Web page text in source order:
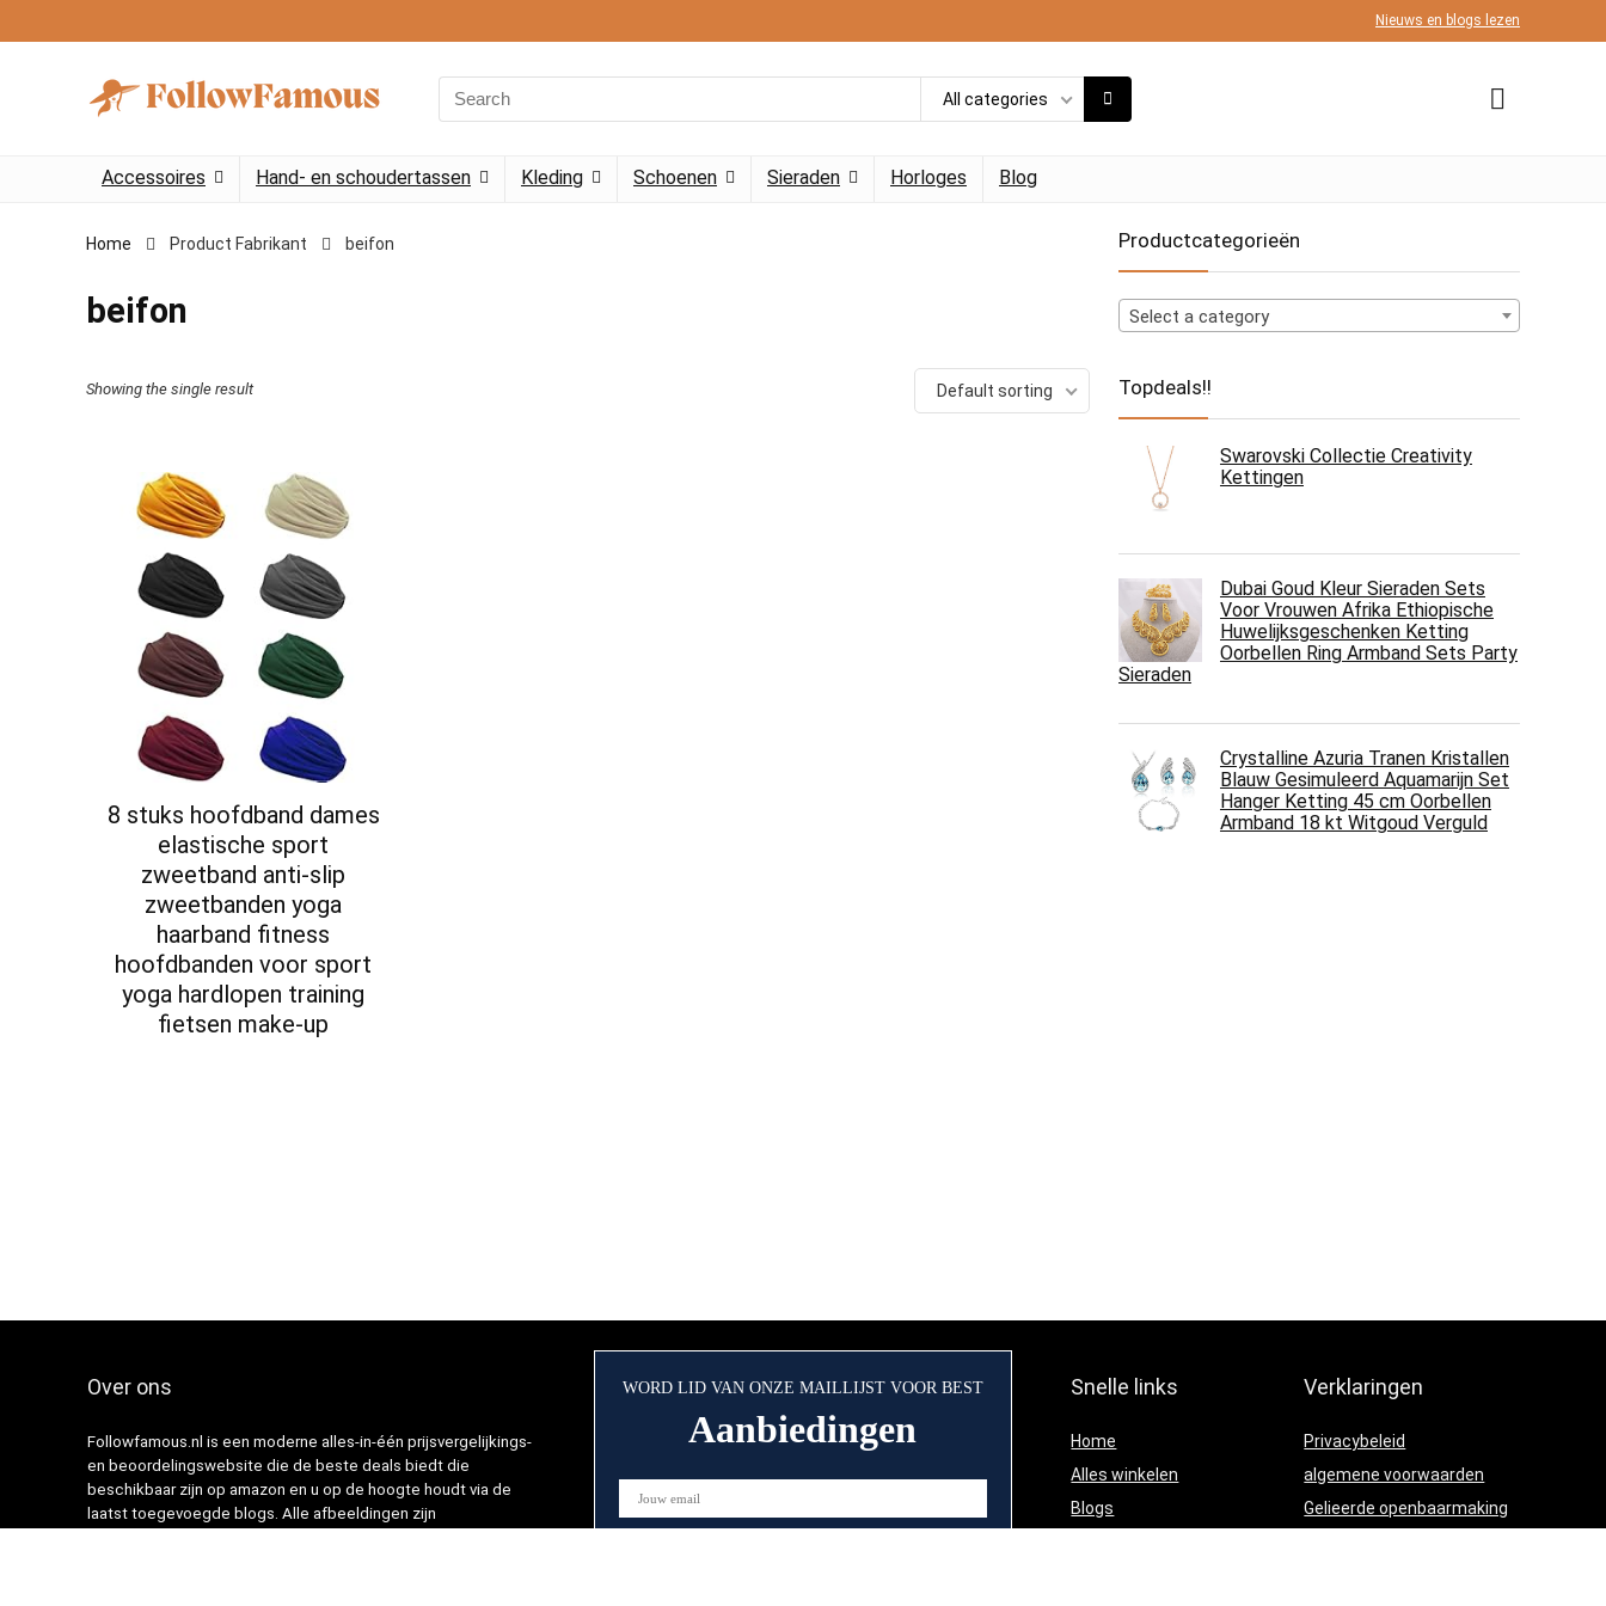
Nieuws en blogs lezen
Search
for:
All categories
Accessoires Hand- en schoudertassen Kleding Schoenen Sieraden Horloges Blog
Home Product Fabrikant ‎beifon
‎beifon
Showing the single result Default sorting
8 stuks hoofdband dames
elastische sport
zweetband anti-slip
zweetbanden yoga
haarband fitness
hoofdbanden voor sport
yoga hardlopen training
fietsen make-up
Productcategorieën
Select a category
Topdeals!!
Swarovski Collectie Creativity
Kettingen
Dubai Goud Kleur Sieraden Sets
Voor Vrouwen Afrika Ethiopische
Huwelijksgeschenken Ketting
Oorbellen Ring Armband Sets Party
Sieraden
Crystalline Azuria Tranen Kristallen
Blauw Gesimuleerd Aquamarijn Set
Hanger Ketting 45 cm Oorbellen
Armband 18 kt Witgoud Verguld
Over ons
Followfamous.nl is een moderne alles-in-één prijsvergelijkings-
en beoordelingswebsite die de beste deals biedt die
beschikbaar zijn op amazon en u op de hoogte houdt via de
laatst toegevoegde blogs. Alle afbeeldingen zijn
WORD LID VAN ONZE MAILLIJST VOOR BEST
Aanbiedingen
Snelle links
Home
Alles winkelen
Blogs
Verklaringen
Privacybeleid
algemene voorwaarden
Gelieerde openbaarmaking